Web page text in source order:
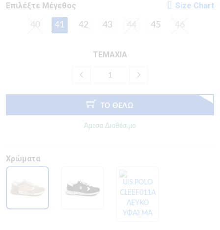
Eπιλέξτε Μέγεθος Size Chart
40 41 42 43 44 45 46
ΤΕΜΑΧΙΑ
ΤΟ ΘΕΛΩ
Άμεσα Διαθέσιμο
Χρώματα